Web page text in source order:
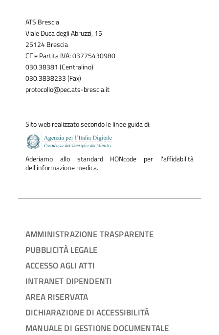
ATS Brescia
Viale Duca degli Abruzzi, 15
25124 Brescia
CF e Partita IVA: 03775430980
030.38381 (Centralino)
030.3838233 (Fax)
protocollo@pec.ats-brescia.it
Sito web realizzato secondo le linee guida di:
Aderiamo allo standard HONcode per l'affidabilità
dell'informazione medica.
AMMINISTRAZIONE TRASPARENTE
PUBBLICITÀ LEGALE
ACCESSO AGLI ATTI
INTRANET DIPENDENTI
AREA RISERVATA
DICHIARAZIONE DI ACCESSIBILITÀ
MANUALE DI GESTIONE DOCUMENTALE